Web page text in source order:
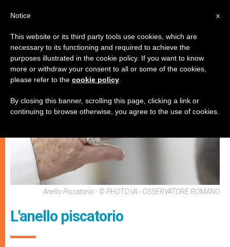
SPIRITUALITÀ E PREGHIERA
Anello Piscatorio - © PHOTO.VA - OSSERVATORE ROMANO
L'anello piscatorio
x
Notice
This website or its third party tools use cookies, which are
necessary to its functioning and required to achieve the
purposes illustrated in the cookie policy. If you want to know
more or withdraw your consent to all or some of the cookies,
please refer to the cookie policy
By closing this banner, scrolling this page, clicking a link or
continuing to browse otherwise, you agree to the use of cookies.